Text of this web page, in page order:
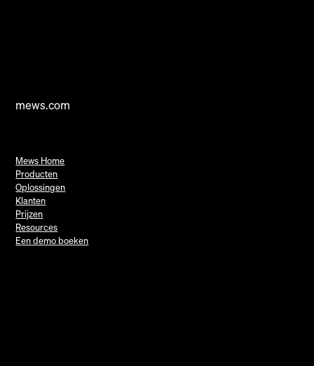
mews.com
Mews Home
Producten
Oplossingen
Klanten
Prijzen
Resources
Een demo boeken